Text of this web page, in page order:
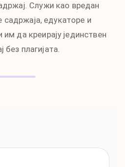
Служи као вредан
садржаја, едукаторе и
да креирају јединствен
без плагијата.